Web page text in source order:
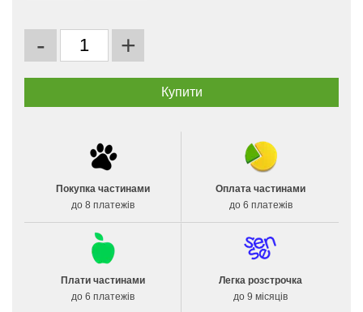
- +
Покупка частинами
до 8 платежів
Оплата частинами
до 6 платежів
Плати частинами
до 6 платежів
Легка розстрочка
до 9 місяців